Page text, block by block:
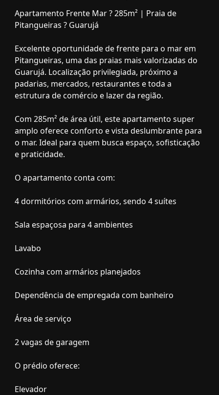
Apartamento Frente Mar ? 285m² | Praia de
Pitangueiras ? Guarujá
Excelente oportunidade de frente para o mar em
Pitangueiras, uma das praias mais valorizadas do
Guarujá. Localização privilegiada, próximo a
padarias, mercados, restaurantes e toda a
estrutura de comércio e lazer da região.
Com 285m² de área útil, este apartamento super
amplo oferece conforto e vista deslumbrante para
o mar. Ideal para quem busca espaço, sofisticação
e praticidade.
O apartamento conta com:
4 dormitórios com armários, sendo 4 suítes
Sala espaçosa para 4 ambientes
Lavabo
Cozinha com armários planejados
Dependência de empregada com banheiro
Área de serviço
2 vagas de garagem
O prédio oferece:
Elevador